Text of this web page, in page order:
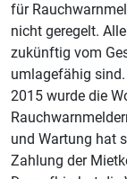
für
nicht geregelt.
zukünftig vom
umlagefähig sind.
2015 wurde die
und Wartung hat
Zahlung der